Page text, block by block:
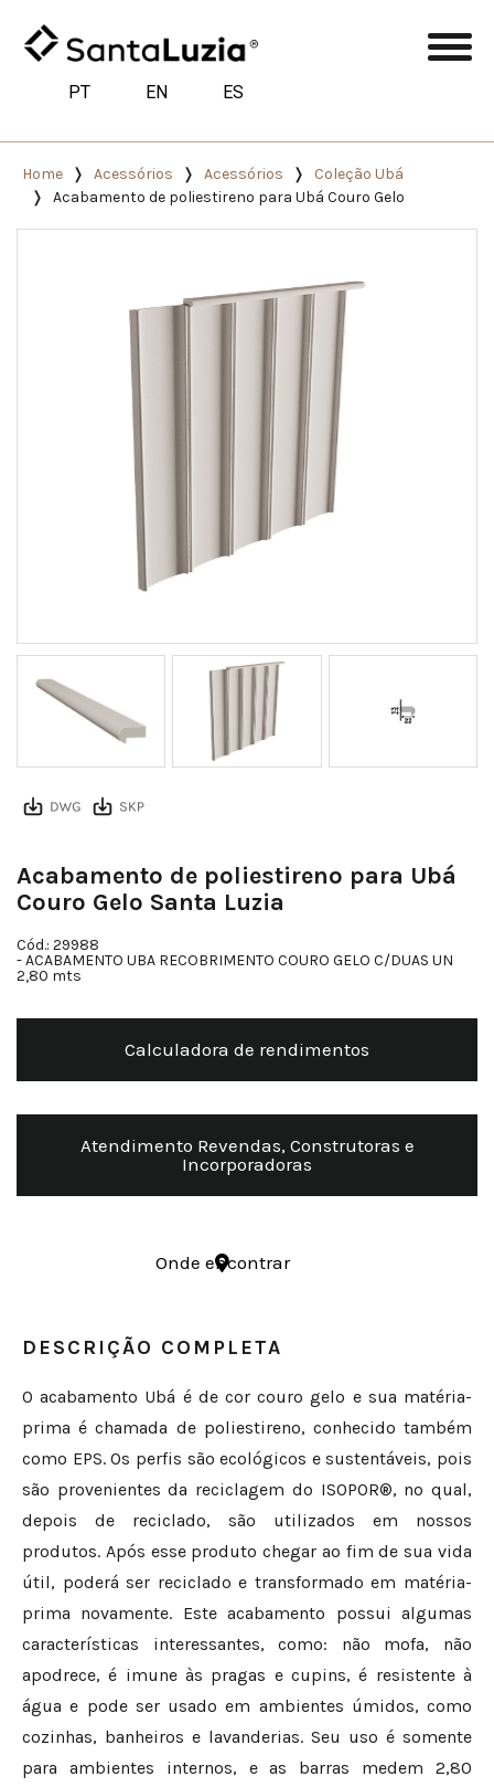
PT EN ES
Home Acessórios Acessórios
Coleção Ubá
Acabamento de poliestireno para Ubá Couro Gelo
Acabamento de poliestireno para Ubá
Couro Gelo Santa Luzia
Cód.: 29988
- ACABAMENTO UBA RECOBRIMENTO COURO GELO C/DUAS UN
2,80 mts
Calculadora de rendimentos
Atendimento Revendas, Construtoras e
Incorporadoras
Onde encontrar
DESCRIÇÃO COMPLETA
O acabamento Ubá é de cor couro gelo e sua matéria-
prima é chamada de poliestireno, conhecido também
como EPS. Os perfis são ecológicos e sustentáveis, pois
são provenientes da reciclagem do ISOPOR®, no qual,
depois de reciclado, são utilizados em nossos
produtos. Após esse produto chegar ao fim de sua vida
útil, poderá ser reciclado e transformado em matéria-
prima novamente. Este acabamento possui algumas
características interessantes, como: não mofa, não
apodrece, é imune às pragas e cupins, é resistente à
água e pode ser usado em ambientes úmidos, como
cozinhas, banheiros e lavanderias. Seu uso é somente
para ambientes internos, e as barras medem 2,80